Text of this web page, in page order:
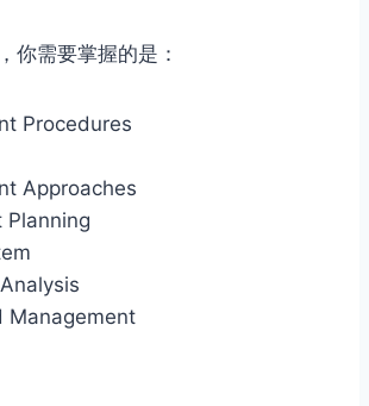
你需要掌握的是：
Procedures
Approaches
Planning
Management